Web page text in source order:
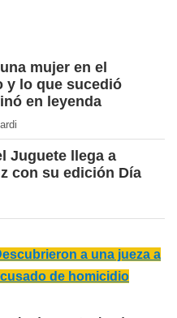
mujer en el
y lo que sucedió
en leyenda
Juguete llega a
con su edición Día
a una jueza a
de homicidio